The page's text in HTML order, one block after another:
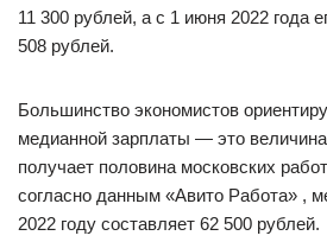
11 300 рублей, а с 1 июня 2022 года
508 рублей.
Большинство экономистов
медианной зарплаты — это
получает половина московских
согласно данным «Авито Работа» ,
2022 году составляет 62 500 рублей.